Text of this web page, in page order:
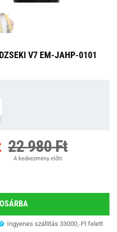
V7 EM-JAHP-0101
22 980 Ft
A kedvezmény előtt
Ingyenes szállítás 33000,-Ft felett